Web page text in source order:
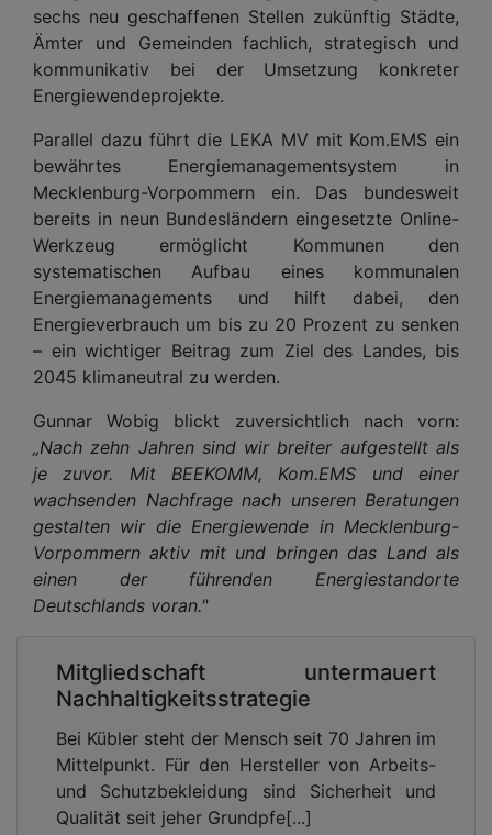
sechs neu geschaffenen Stellen zukünftig Städte,
Ämter und Gemeinden fachlich, strategisch und
kommunikativ bei der Umsetzung konkreter
Energiewendeprojekte.
Parallel dazu führt die LEKA MV mit Kom.EMS ein
bewährtes Energiemanagementsystem in
Mecklenburg-Vorpommern ein. Das bundesweit
bereits in neun Bundesländern eingesetzte Online-
Werkzeug ermöglicht Kommunen den
systematischen Aufbau eines kommunalen
Energiemanagements und hilft dabei, den
Energieverbrauch um bis zu 20 Prozent zu senken
– ein wichtiger Beitrag zum Ziel des Landes, bis
2045 klimaneutral zu werden.
Gunnar Wobig blickt zuversichtlich nach vorn:
„Nach zehn Jahren sind wir breiter aufgestellt als
je zuvor. Mit BEEKOMM, Kom.EMS und einer
wachsenden Nachfrage nach unseren Beratungen
gestalten wir die Energiewende in Mecklenburg-
Vorpommern aktiv mit und bringen das Land als
einen der führenden Energiestandorte
Deutschlands voran."
Mitgliedschaft untermauert
Nachhaltigkeitsstrategie
Bei Kübler steht der Mensch seit 70 Jahren im
Mittelpunkt. Für den Hersteller von Arbeits-
und Schutzbekleidung sind Sicherheit und
Qualität seit jeher Grundpfe[...]